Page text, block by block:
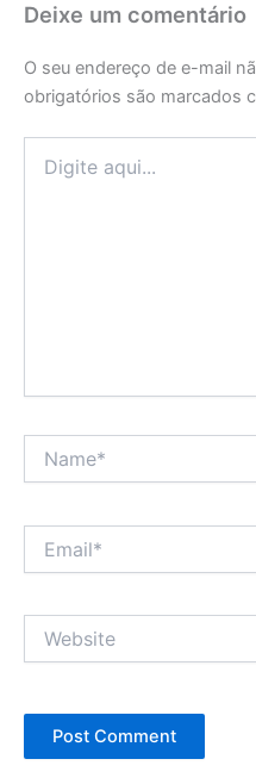
Deixe um comentário
O seu endereço de e-mail
obrigatórios são marcados
aqui...